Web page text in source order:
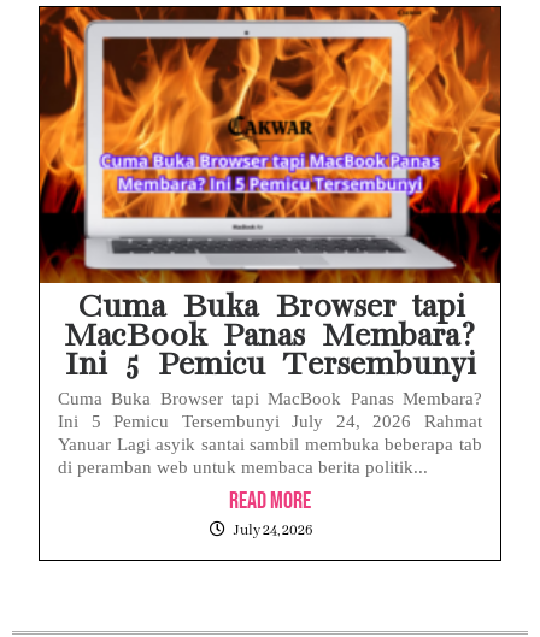
Cuma Buka Browser tapi
MacBook Panas Membara?
Ini 5 Pemicu Tersembunyi
Cuma Buka Browser tapi MacBook Panas Membara?
Ini 5 Pemicu Tersembunyi July 24, 2026 Rahmat
Yanuar Lagi asyik santai sambil membuka beberapa tab
di peramban web untuk membaca berita politik...
Read More
July 24, 2026